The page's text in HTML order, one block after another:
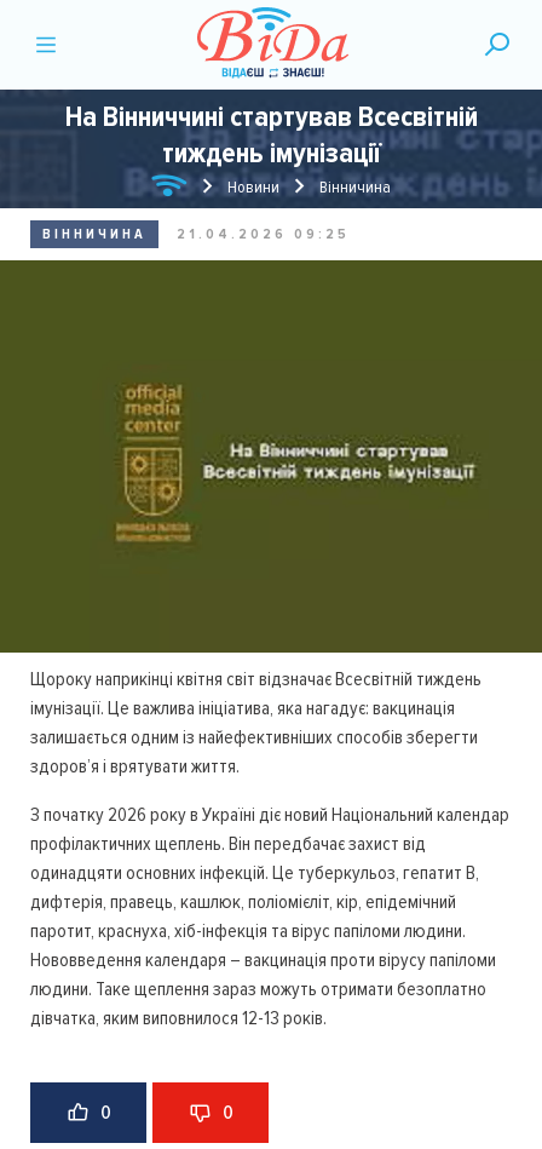
На Вінниччині стартував Всесвітній
тиждень імунізації
Новини Вінничина
ВІННИЧИНА 21.04.2026 09:25
Щороку наприкінці квітня світ відзначає Всесвітній тиждень
імунізації. Це важлива ініціатива, яка нагадує: вакцинація
залишається одним із найефективніших способів зберегти
здоров’я і врятувати життя.
З початку 2026 року в Україні діє новий Національний календар
профілактичних щеплень. Він передбачає захист від
одинадцяти основних інфекцій. Це туберкульоз, гепатит В,
дифтерія, правець, кашлюк, поліомієліт, кір, епідемічний
паротит, краснуха, хіб-інфекція та вірус папіломи людини.
Нововведення календаря – вакцинація проти вірусу папіломи
людини. Таке щеплення зараз можуть отримати безоплатно
дівчатка, яким виповнилося 12-13 років.
0 0